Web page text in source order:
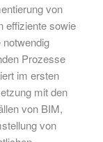
von
effiziente sowie
Prozesse
im ersten
mit den
von BIM,
von